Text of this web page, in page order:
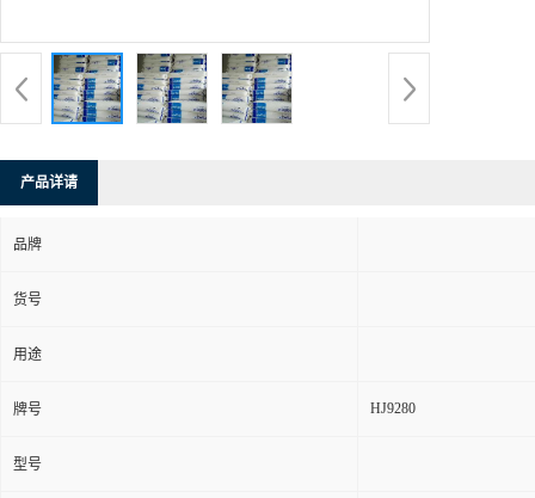
产品详请
品牌
货号
用途
牌号 HJ9280
型号